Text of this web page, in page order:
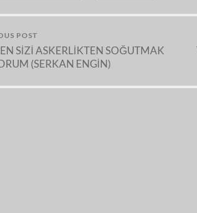
POST
SİZİ ASKERLİKTEN SOĞUTMAK
(SERKAN ENGİN)